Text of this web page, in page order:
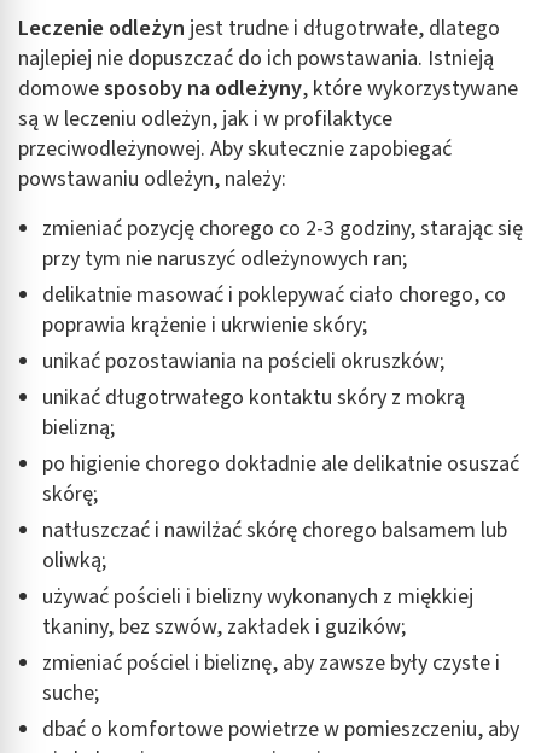
Leczenie odleżyn jest trudne i długotrwałe, dlatego
najlepiej nie dopuszczać do ich powstawania. Istnieją
domowesposoby na odleżyny, które wykorzystywane
są w leczeniu odleżyn, jak i w profilaktyce
przeciwodleżynowej. Aby skutecznie zapobiegać
powstawaniu odleżyn, należy:
zmieniać pozycję chorego co 2-3 godziny, starając się
przy tym nie naruszyć odleżynowych ran;
delikatnie masować i poklepywać ciało chorego, co
poprawia krążenie i ukrwienie skóry;
unikać pozostawiania na pościeli okruszków;
unikać długotrwałego kontaktu skóry z mokrą
bielizną;
po higienie chorego dokładnie ale delikatnie osuszać
skórę;
natłuszczać i nawilżać skórę chorego balsamem lub
oliwką;
używać pościeli i bielizny wykonanych z miękkiej
tkaniny, bez szwów, zakładek i guzików;
zmieniać pościel i bieliznę, aby zawsze były czyste i
suche;
dbać o komfortowe powietrze w pomieszczeniu, aby